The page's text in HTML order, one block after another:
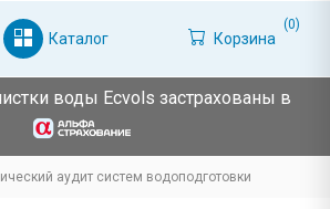
Каталог Корзина
(0)
воды Ecvols застрахованы в
аудит систем водоподготовки